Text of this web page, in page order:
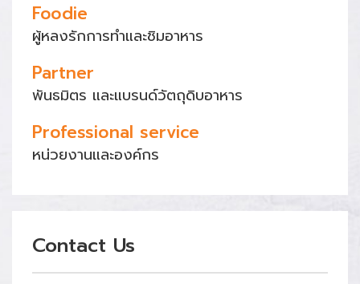
Foodie
ผู้หลงรักการทำและชิมอาหาร
Partner
พันธมิตร และแบรนด์วัตถุดิบอาหาร
Professional service
หน่วยงานและองค์กร
Contact Us